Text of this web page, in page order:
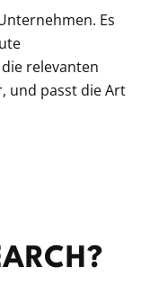
Es
relevanten
und passt die Art